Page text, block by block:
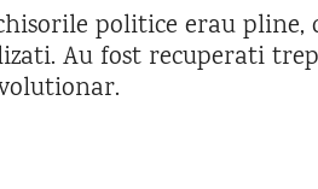
politice erau
Au fost recuperati